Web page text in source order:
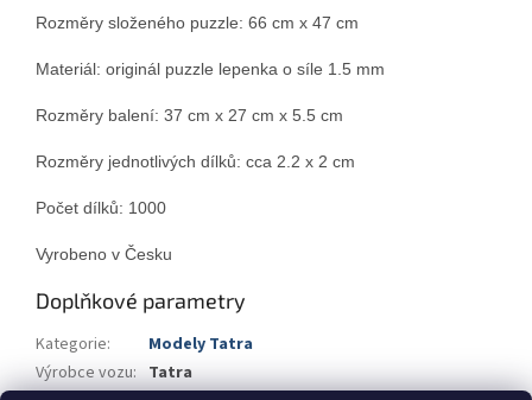
Rozměry složeného puzzle: 66 cm x 47 cm
Materiál: originál puzzle lepenka o síle 1.5 mm
Rozměry balení: 37 cm x 27 cm x 5.5 cm
Rozměry jednotlivých dílků: cca 2.2 x 2 cm
Počet dílků: 1000
Vyrobeno v Česku
Doplňkové parametry
Kategorie:
Modely Tatra
Výrobce vozu: Tatra